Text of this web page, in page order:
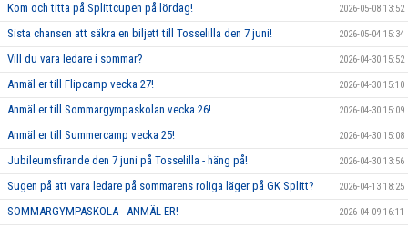
Kom och titta på Splittcupen på lördag! 2026-05-08 13:52
Sista chansen att säkra en biljett till Tosselilla den 7 juni! 2026-05-04 15:34
Vill du vara ledare i sommar? 2026-04-30 15:52
Anmäl er till Flipcamp vecka 27! 2026-04-30 15:10
Anmäl er till Sommargympaskolan vecka 26! 2026-04-30 15:09
Anmäl er till Summercamp vecka 25! 2026-04-30 15:08
Jubileumsfirande den 7 juni på Tosselilla - häng på! 2026-04-30 13:56
Sugen på att vara ledare på sommarens roliga läger på GK Splitt? 2026-04-13 18:25
SOMMARGYMPASKOLA - ANMÄL ER! 2026-04-09 16:11